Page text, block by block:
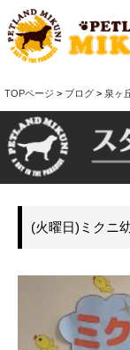
TOPページ > ブログ > 泉ヶ
(火曜日)ミクニ